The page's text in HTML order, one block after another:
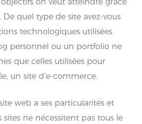
quel type de site avez-vous
technologiques utilisées
personnel ou un portfolio ne
que celles utilisées pour
un site d’e-commerce.
web a ses particularités et
sites ne nécessitent pas tous le